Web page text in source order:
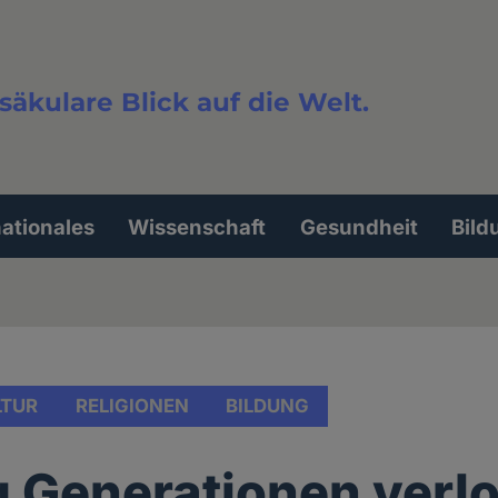
Blick auf die Welt.
Wissenschaft Gesundheit
RELIGIONEN BILDUNG